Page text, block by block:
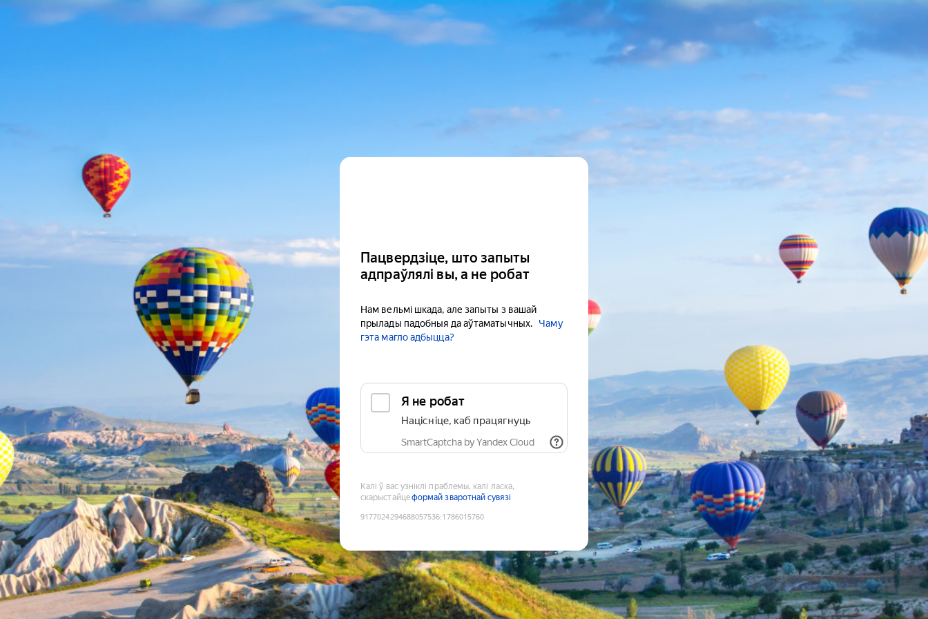
Пацвердзіце, што запыты
адпраўлялі вы, а не робат
Нам вельмі шкада, але запыты з вашай
прылады падобныя да аўтаматычных.
Чаму
гэта магло адбыцца?
Я не робат
Націсніце, каб працягнуць
SmartCaptcha by Yandex Cloud
Калі ў вас узніклі праблемы, калі ласка,
скарыстайцеформай зваротнай сувязі
9177024294688057536:1786015760